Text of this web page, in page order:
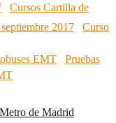
Cursos Cartilla de
Curso
Pruebas
de Madrid